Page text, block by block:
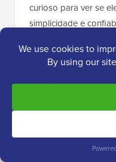
curioso para ver se
simplicidade e
Um de seus
de ponta,
Seu sistema de
ainda oferece todos
chamadas que você